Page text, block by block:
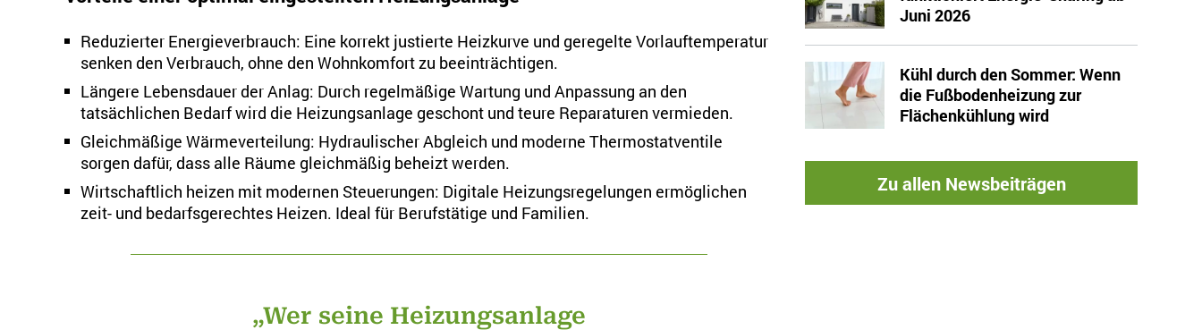
Reduzierter Energieverbrauch: Eine korrekt justierte Heizkurve und geregelte Vorlauftemperatur
senken den Verbrauch, ohne den Wohnkomfort zu beeinträchtigen.
Längere Lebensdauer der Anlag: Durch regelmäßige Wartung und Anpassung an den
tatsächlichen Bedarf wird die Heizungsanlage geschont und teure Reparaturen vermieden.
Gleichmäßige Wärmeverteilung: Hydraulischer Abgleich und moderne Thermostatventile
sorgen dafür, dass alle Räume gleichmäßig beheizt werden.
Wirtschaftlich heizen mit modernen Steuerungen: Digitale Heizungsregelungen ermöglichen
zeit- und bedarfsgerechtes Heizen. Ideal für Berufstätige und Familien.
„Wer seine Heizungsanlage
Juni 2026
Kühl durch den Sommer: Wenn
die Fußbodenheizung zur
Flächenkühlung wird
Zu allen Newsbeiträgen